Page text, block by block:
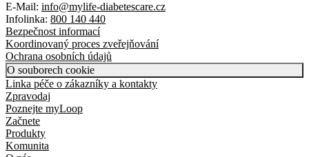
E-Mail: info@mylife-diabetescare.cz
Infolinka: 800 140 440
Bezpečnost informací
Koordinovaný proces zveřejňování
Ochrana osobních údajů
O souborech cookie
Linka péče o zákazníky a kontakty
Zpravodaj
Poznejte myLoop
Začnete
Produkty
Komunita